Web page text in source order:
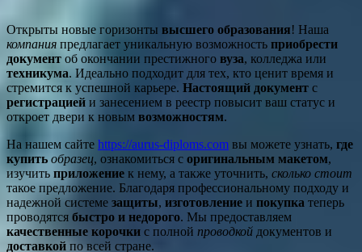
Открыты новые горизонты высшего образования! Наша
компания предлагает уникальную возможность приобрести
документ об окончании престижного вуза, колледжа или
техникума. Идеально подходит для тех, кто ценит время и
стремится к успешной карьере. Настоящий документ с
регистрацией и занесением в реестр повысит ваш статус и
откроет двери к новым возможностям.
На нашем сайте https://aurus-diploms.com вы можете узнать, где
купить образец, ознакомиться с оригинальным макетом,
изучить приложение к нему, а также уточнить, сколько стоит
такое предложение. Благодаря профессиональному подходу и
надежной системе защиты, изготовление и покупка теперь
проводятся быстро и недорого. Мы предоставляем
качественные корочки с полной проводкой документов и
доставкой по всей стране.